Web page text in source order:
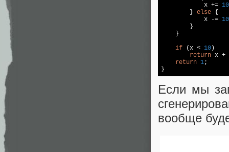
            x +=
        }
else {
            x -=
        }
    }
if (x < 10 )
return x +
return 1;
}
Если мы
вообще